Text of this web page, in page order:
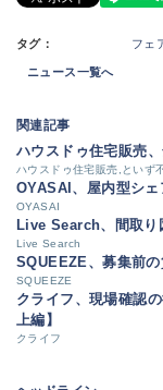
タグ： フェ
ニュース一覧へ
関連記事
ハウスドゥ住宅販売
ハウスドゥ住宅販売,といず
OYASAI、屋内型シ
OYASAI
Live Search、間取り
Live Search
SQUEEZE、募集前
SQUEEZE
クライフ、現場確認
上編】
クライフ